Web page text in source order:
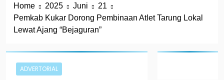
Home 2025 Juni
21
Pemkab Kukar Dorong Pembinaan Atlet Tarung Lokal
Lewat Ajang “Bejaguran”
ADVERTORIAL